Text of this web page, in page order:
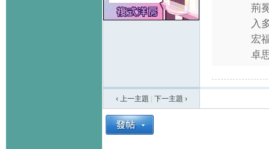
荊
入
宏
卓
‹ 上一主題 下一主題 ›